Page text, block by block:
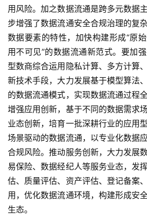
用风险。加之数据流通是跨多元数据
步增强了数据流通安全合规治理的复
数据要素的特性，加快构建形成“原
用不可见”的数据流通新范式。要加
型数商综合运用隐私计算、多方计算
新技术手段，大力发展基于模型算法
的数据流通模式，实现数据流通过程
增强应用创新，基于不同的数据需求
业态创新，培育一批深耕行业的应用
场景驱动的数据流通，以专业化数据
合规风险。推动服务创新，大力发展
易保险、数据经纪人等服务业态，发
估、质量评估、资产评估、登记备案
用，优化数据流通环境，构建形成安
生态。